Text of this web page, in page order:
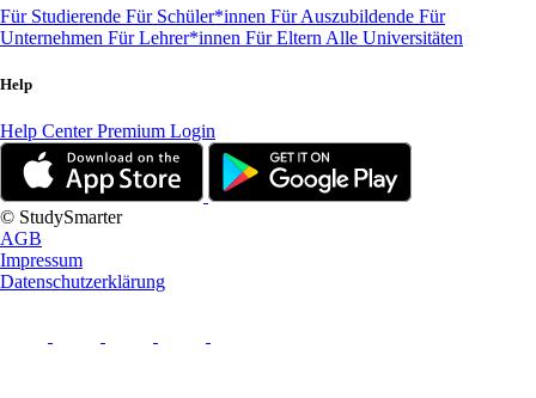
Für Studierende Für Schüler*innen Für Auszubildende Für
Unternehmen Für Lehrer*innen Für Eltern Alle Universitäten
Help
Help CenterPremium Login
© StudySmarter
AGB
Impressum
Datenschutzerklärung